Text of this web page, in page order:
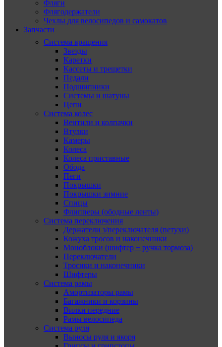
Фляги
Флягодержатели
Чехлы для велосипедов и самокатов
Запчасти
Система вращения
Звезды
Каретки
Кассеты и трещетки
Педали
Подшипники
Системы и шатуны
Цепи
Система колес
Вентили и колпачки
Втулки
Камеры
Колеса
Колеса приставные
Обода
Пеги
Покрышки
Покрышки зимние
Спицы
Флипперы (ободные ленты)
Система переключения
Держатели з/переключателя (петухи)
Кожуха тросов и наконечники
Моноблоки (шифтер + ручка тормоза)
Переключатели
Тросики и наконечники
Шифтеры
Система рамы
Амортизаторы рамы
Багажники и корзины
Вилки передние
Рамы велосипеда
Система руля
Выносы руля и якоря